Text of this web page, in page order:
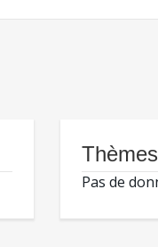
Thèmes
Pas de